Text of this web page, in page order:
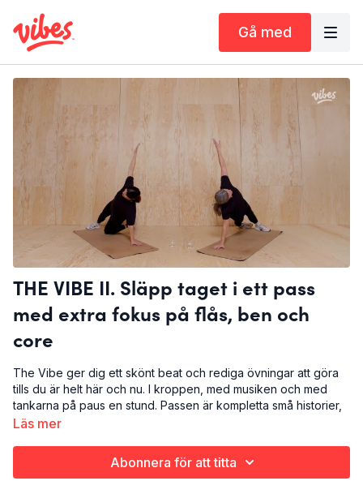
Gå med
THE VIBE II. Släpp taget i ett pass
med extra fokus på flås, ben och
core
The Vibe ger dig ett skönt beat och rediga övningar att göra
tills du är helt här och nu. I kroppen, med musiken och med
tankarna på paus en stund. Passen är kompletta små historier,
dvs innehåller en mjukstart med uppvärmning, både flås och
Läs mer
Abonnera för att titta